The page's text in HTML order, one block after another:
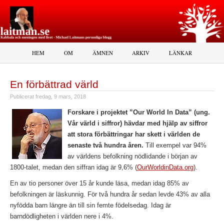
HEM OM ÄMNEN ARKIV LÄNKAR
En förbättrad värld
Publicerat fredag, 9 mars, 2018
Forskare i projektet ”Our World In Data” (ung.
Vår värld i siffror) hävdar med hjälp av siffror
att stora förbättringar har skett i världen de
senaste två hundra åren. Till exempel var 94%
av världens befolkning nödlidande i början av
1800-talet, medan den siffran idag är 9,6% (OurWorldinData.org).
En av tio personer över 15 år kunde läsa, medan idag 85% av
befolkningen är läskunnig. För två hundra år sedan levde 43% av alla
nyfödda barn längre än till sin femte födelsedag. Idag är
barndödligheten i världen nere i 4%.